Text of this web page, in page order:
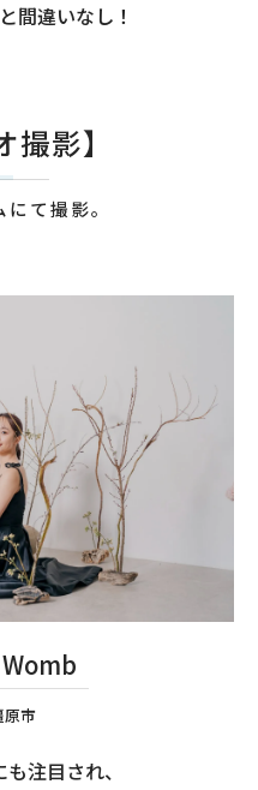
間違いなし！
撮影】
て撮影。
原市
注目され、